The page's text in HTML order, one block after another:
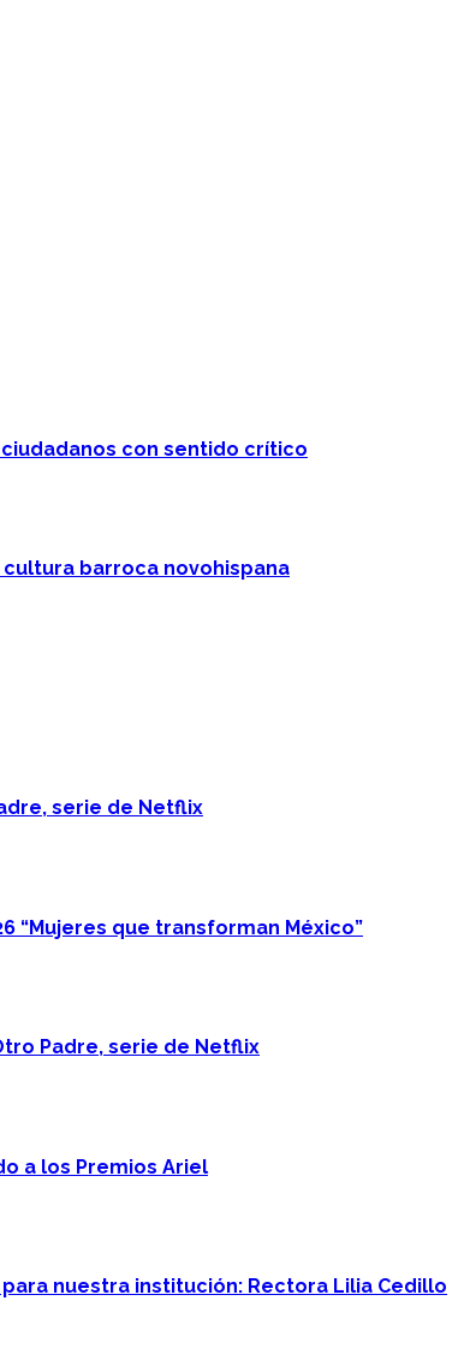
con sentido crítico
cultura barroca novohispana
serie de Netflix
“Mujeres que transforman México”
Padre, serie de Netflix
a los Premios Ariel
nuestra institución: Rectora Lilia Cedillo